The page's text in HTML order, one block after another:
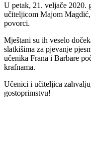
U petak, 21. veljače 2020.
učiteljicom Majom Magdić,
povorci.
Mještani su ih veselo
slatkišima za pjevanje
učenika Frana i Barbare
krafnama.
Učenici i učiteljica
gostoprimstvu!